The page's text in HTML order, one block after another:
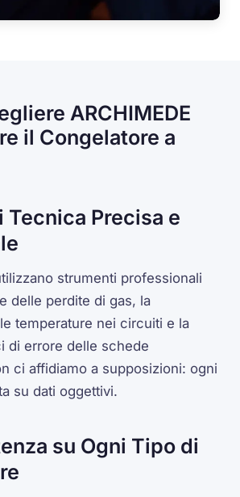
ARCHIMEDE
il Congelatore a
Tecnica Precisa e
strumenti professionali
delle perdite di gas, la
temperature nei circuiti e la
di errore delle schede
ci affidiamo a supposizioni: ogni
su dati oggettivi.
su Ogni Tipo di